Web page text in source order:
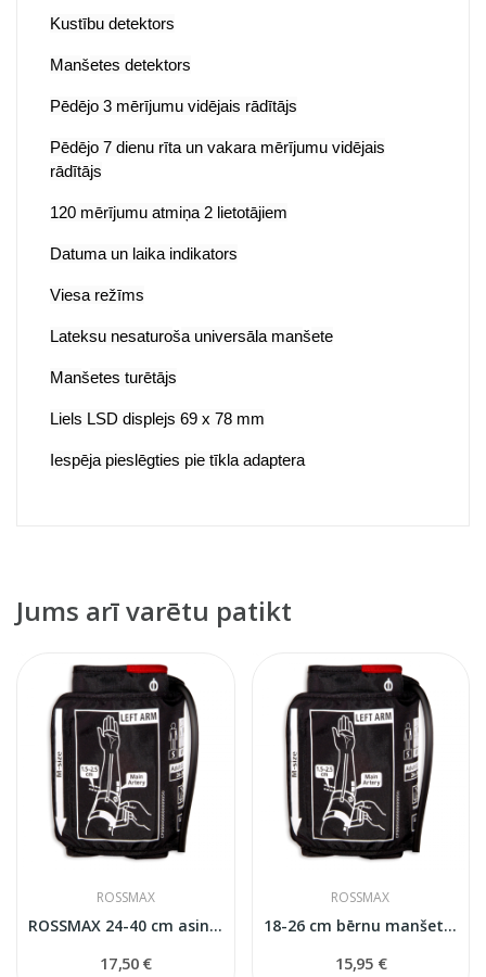
Kustību detektors
Manšetes detektors
Pēdējo 3 mērījumu vidējais rādītājs
Pēdējo 7 dienu rīta un vakara mērījumu vidējais
rādītājs
120 mērījumu atmiņa 2 lietotājiem
Datuma un laika indikators
Viesa režīms
Lateksu nesaturoša universāla manšete
Manšetes turētājs
Liels LSD displejs 69 x 78 mm
Iespēja pieslēgties pie tīkla adaptera
Jums arī varētu patikt
ROSSMAX
ROSSMAX 24-40 cm asinsspiedeina mērītāja manšete
17,50 €
ROSSMAX
18-26 cm bērnu manšete Rossmax asinsspiediena...
15,95 €